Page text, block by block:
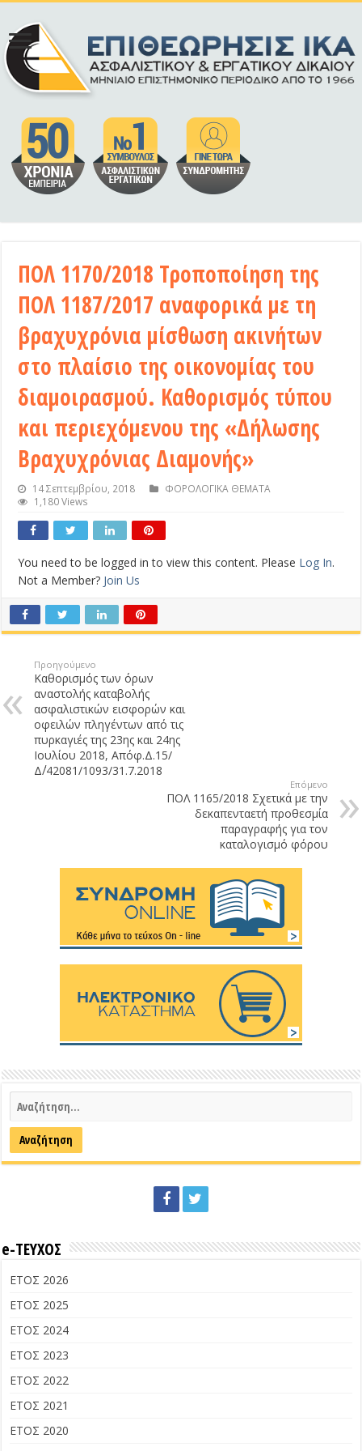
ΠΟΛ 1170/2018 Τροποποίηση της
ΠΟΛ 1187/2017 αναφορικά με τη
βραχυχρόνια μίσθωση ακινήτων
στο πλαίσιο της οικονομίας του
διαμοιρασμού. Καθορισμός τύπου
και περιεχόμενου της «Δήλωσης
Βραχυχρόνιας Διαμονής»
14 Σεπτεμβρίου, 2018
ΦΟΡΟΛΟΓΙΚΑ ΘΕΜΑΤΑ
1,180 Views
You need to be logged in to view this content. Please Log In.
Not a Member? Join Us
Προηγούμενο
Καθορισμός των όρων
αναστολής καταβολής
ασφαλιστικών εισφορών και
οφειλών πληγέντων από τις
πυρκαγιές της 23ης και 24ης
Ιουλίου 2018, Απόφ.Δ.15/
Δ΄/42081/1093/31.7.2018
Επόμενο
ΠΟΛ 1165/2018 Σχετικά με την
δεκαπενταετή προθεσμία
παραγραφής για τον
καταλογισμό φόρου
e-ΤΕΥΧΟΣ
ΕΤΟΣ 2026
ΕΤΟΣ 2025
ΕΤΟΣ 2024
ΕΤΟΣ 2023
ΕΤΟΣ 2022
ΕΤΟΣ 2021
ΕΤΟΣ 2020